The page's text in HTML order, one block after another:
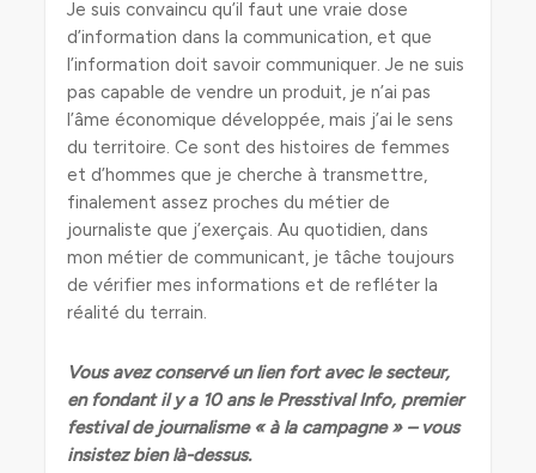
Je suis convaincu qu’il faut une vraie dose
d’information dans la communication, et que
l’information doit savoir communiquer. Je ne suis
pas capable de vendre un produit, je n’ai pas
l’âme économique développée, mais j’ai le sens
du territoire. Ce sont des histoires de femmes
et d’hommes que je cherche à transmettre,
finalement assez proches du métier de
journaliste que j’exerçais. Au quotidien, dans
mon métier de communicant, je tâche toujours
de vérifier mes informations et de refléter la
réalité du terrain.
Vous avez conservé un lien fort avec le secteur,
en fondant il y a 10 ans le Presstival Info, premier
festival de journalisme « à la campagne » – vous
insistez bien là-dessus.